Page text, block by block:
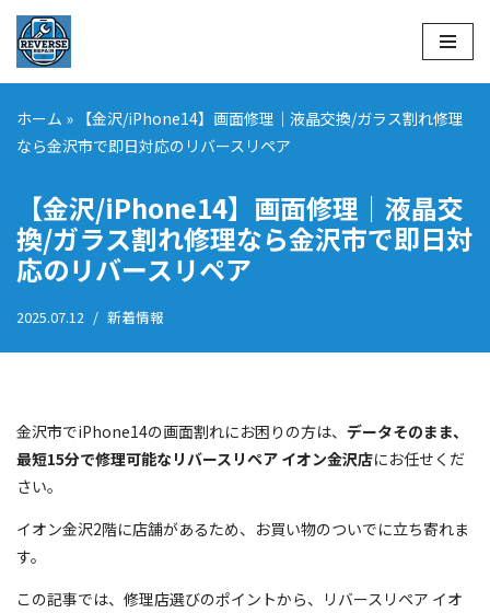
コ
ン
テ
ン
ス
キ
ッ
ホーム » 【金沢/iPhone14】画面修理｜液晶交換/ガラス割れ修理
なら金沢市で即日対応のリバースリペア
【金沢/iPhone14】画面修理｜液晶交
換/ガラス割れ修理なら金沢市で即日対
応のリバースリペア
2025.07.12 新着情報
金沢市でiPhone14の画面割れにお困りの方は、 データそのまま、
最短15分で修理可能なリバースリペア イオン金沢店にお任せくだ
さい。
イオン金沢2階に店舗があるため、お買い物のついでに立ち寄れま
す。
この記事では、修理店選びのポイントから、リバースリペア イオ